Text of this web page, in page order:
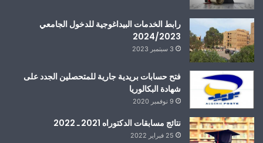
رابط الخدمات البيداغوجية للدخول الجامعي
2024/2023
3 سبتمبر 2023
فتح حسابات بريدية جارية للمتحصلين الجدد على
شهادة البكالوريا
9 نوفمبر 2020
نتائج مسابقات الدكتوراه 2021 ـ 2022
25 فبراير 2022